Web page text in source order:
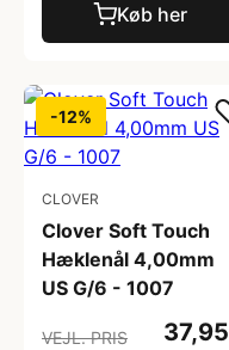
Køb her
-12%
CLOVER
Clover Soft Touch
Hæklenål 4,00mm
US G/6 - 1007
VEJL. PRIS
37,95